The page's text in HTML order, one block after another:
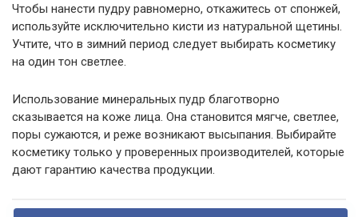
Чтобы нанести пудру равномерно, откажитесь от спонжей,
используйте исключительно кисти из натуральной щетины.
Учтите, что в зимний период следует выбирать косметику
на один тон светлее.
Использование минеральных пудр благотворно
сказывается на коже лица. Она становится мягче, светлее,
поры сужаются, и реже возникают высыпания. Выбирайте
косметику только у проверенных производителей, которые
дают гарантию качества продукции.